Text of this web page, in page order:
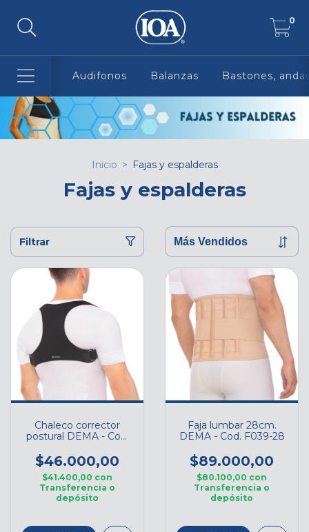
0
Audifonos Balanzas Bastones,
Inicio > Fajas y espalderas
Fajas y espalderas
Filtrar
Chaleco corrector
postural DEMA - Cod.
$46.000,00
$41.400,00 con
Transferencia o
depósito
Faja lumbar 28cm.
DEMA - Cod. F039-28
$89.000,00
$80.100,00 con
Transferencia o
depósito